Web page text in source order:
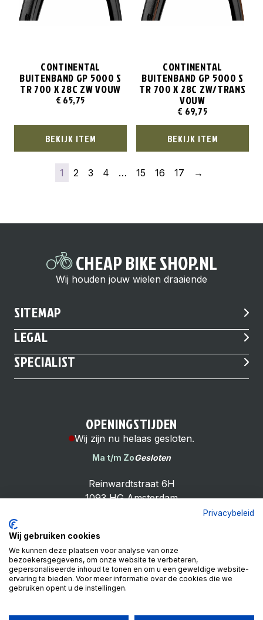
CONTINENTAL
BUITENBAND GP 5000 S
TR 700 X 28C ZW VOUW
€ 65,75
BEKIJK ITEM
CONTINENTAL
BUITENBAND GP 5000 S
TR 700 X 28C ZW/TRANS
VOUW
€ 69,75
BEKIJK ITEM
1 2 3 4 … 15 16 17 →
CHEAP BIKE SHOP.NL
Wij houden jouw wielen draaiende
SITEMAP
LEGAL
SPECIALIST
Cheap Bike Shop
4.9
Based on 99 reviews
OPENINGSTIJDEN
Wij zijn nu helaas gesloten.
Ma t/m ZoGesloten
Reinwardtstraat 6H
1093 HG Amsterdam
Privacybeleid
Wij gebruiken cookies
We kunnen deze plaatsen voor analyse van onze
bezoekersgegevens, om onze website te verbeteren,
gepersonaliseerde inhoud te tonen en om u een geweldige website-
ervaring te bieden. Voor meer informatie over de cookies die we
gebruiken opent u de instellingen.